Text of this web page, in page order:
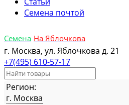
Семена почтой
Семена На Яблочкова
г. Москва, ул. Яблочкова д. 21
+7(495) 610-57-17
Регион:
г. Москва